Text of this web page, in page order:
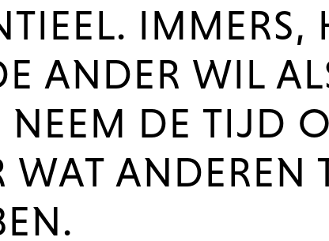
ANDER WIL
NEEM DE TIJD
WAT ANDEREN